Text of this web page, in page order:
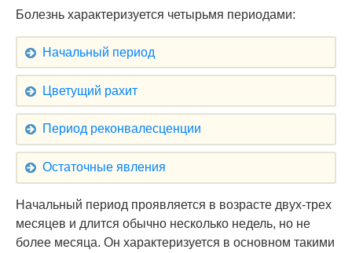
Болезнь характеризуется четырьмя периодами:
Начальный период
Цветущий рахит
Период реконвалесценции
Остаточные явления
Начальный период проявляется в возрасте двух-трех
месяцев и длится обычно несколько недель, но не
более месяца. Он характеризуется в основном такими